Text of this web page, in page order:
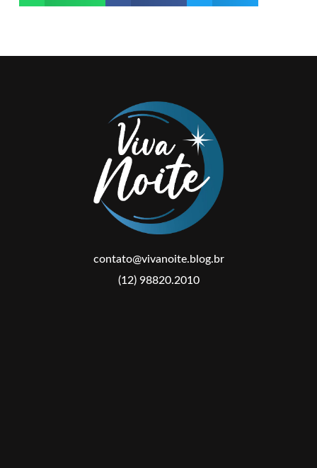
contato@vivanoite.blog.br
(12) 98820.2010